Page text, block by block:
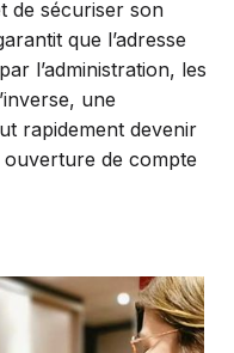
de sécuriser son
que l’adresse
l’administration, les
une
rapidement devenir
ouverture de compte